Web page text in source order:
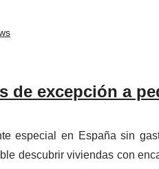
de excepción a
especial en España sin
descubrir viviendas con